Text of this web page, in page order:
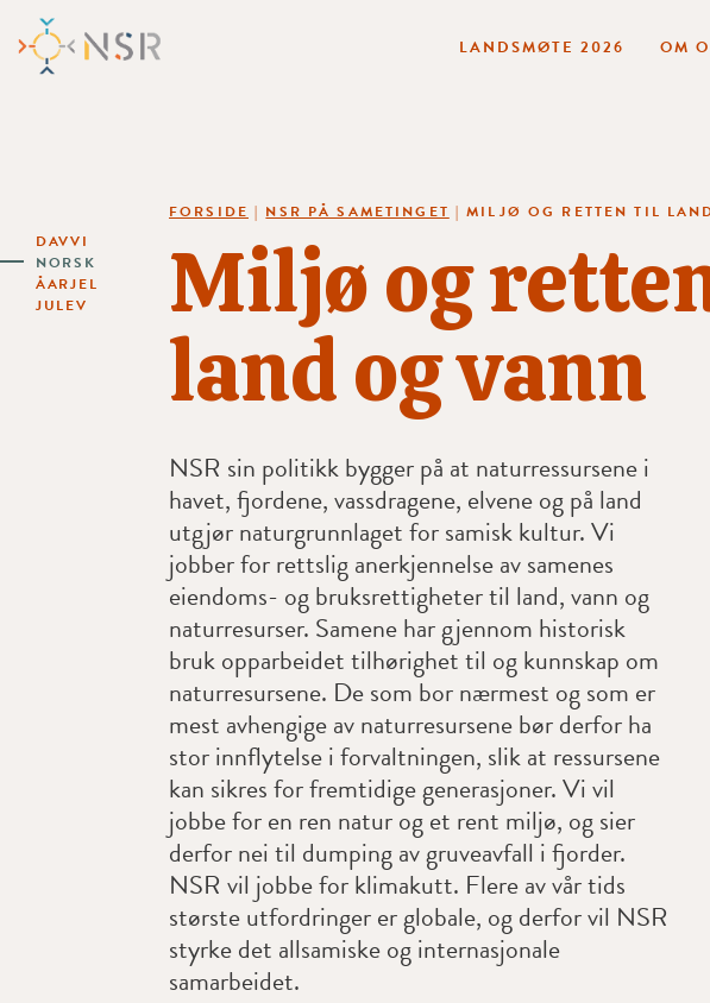
DAVVI
NORSK
ÅARJEL
JULEV
LANDSMØTE 2026 OM
FORSIDE | NSR PÅ SAMETINGET |MILJØ OG RETTEN TIL
Miljø og
land og vann
NSR sin politikk bygger på at naturressursene i
havet, fjordene, vassdragene, elvene og på land
utgjør naturgrunnlaget for samisk kultur. Vi
jobber for rettslig anerkjennelse av samenes
eiendoms- og bruksrettigheter til land, vann og
naturresurser. Samene har gjennom historisk
bruk opparbeidet tilhørighet til og kunnskap om
naturresursene. De som bor nærmest og som er
mest avhengige av naturresursene bør derfor ha
stor innflytelse i forvaltningen, slik at ressursene
kan sikres for fremtidige generasjoner. Vi vil
jobbe for en ren natur og et rent miljø, og sier
derfor nei til dumping av gruveavfall i fjorder.
NSR vil jobbe for klimakutt. Flere av vår tids
største utfordringer er globale, og derfor vil NSR
styrke det allsamiske og internasjonale
samarbeidet.